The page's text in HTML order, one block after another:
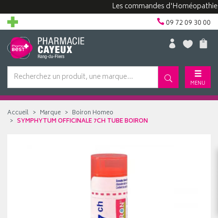
Les commandes d'Homéopathie
09 72 09 30 00
MENU
Accueil Marque
Boiron Homeo
SYMPHYTUM OFFICINALE 7CH TUBE BOIRON